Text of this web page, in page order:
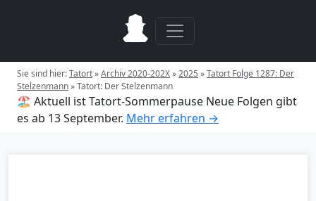
Sie sind hier:Tatort»Archiv 2020-202X»2025 »Tatort Folge 1287: Der
Stelzenmann»Tatort: Der Stelzenmann
🏖️ Aktuell ist Tatort-Sommerpause Neue Folgen gibt
es ab 13 September. Mehr erfahren →